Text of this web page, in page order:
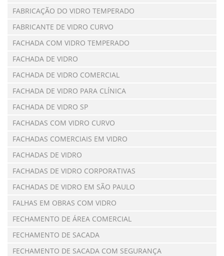
FABRICAÇÃO DO VIDRO TEMPERADO
FABRICANTE DE VIDRO CURVO
FACHADA COM VIDRO TEMPERADO
FACHADA DE VIDRO
FACHADA DE VIDRO COMERCIAL
FACHADA DE VIDRO PARA CLÍNICA
FACHADA DE VIDRO SP
FACHADAS COM VIDRO CURVO
FACHADAS COMERCIAIS EM VIDRO
FACHADAS DE VIDRO
FACHADAS DE VIDRO CORPORATIVAS
FACHADAS DE VIDRO EM SÃO PAULO
FALHAS EM OBRAS COM VIDRO
FECHAMENTO DE ÁREA COMERCIAL
FECHAMENTO DE SACADA
FECHAMENTO DE SACADA COM SEGURANÇA